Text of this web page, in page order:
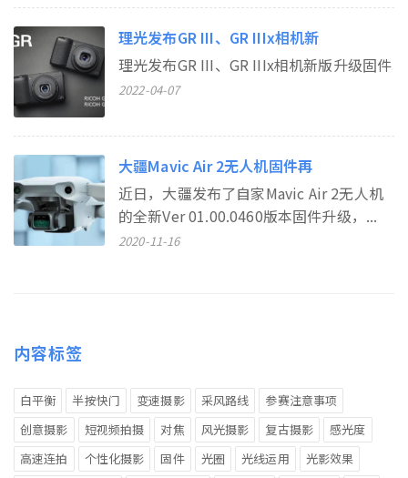
理光发布GR III、GR IIIx相机新
理光发布GR III、GR IIIx相机新版升级固件
2022-04-07
大疆Mavic Air 2无人机固件再
近日，大疆发布了自家Mavic Air 2无人机
的全新Ver 01.00.0460版本固件升级，...
2020-11-16
内容标签
白平衡 半按快门 变速摄影 采风路线
参赛注意事项
创意摄影
短视频拍摄 对焦 风光摄影 复古摄影
感光度
高速连拍
个性化摄影 固件 光圈 光线运用
光影效果